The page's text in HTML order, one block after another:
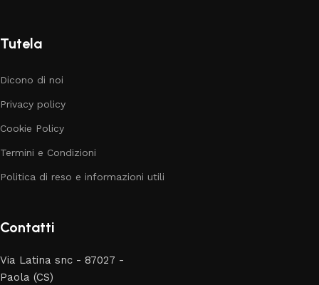
Tutela
Dicono di noi
Privacy policy
Cookie Policy
Termini e Condizioni
Politica di reso e informazioni utili
Contatti
Via Latina snc - 87027 -
Paola (CS)